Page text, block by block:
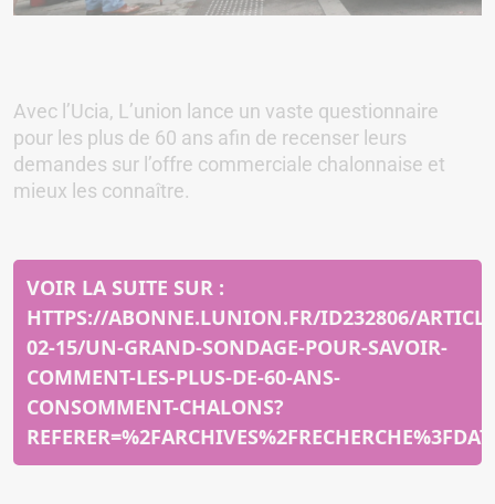
Avec l’Ucia, L’union lance un vaste questionnaire
pour les plus de 60 ans afin de recenser leurs
demandes sur l’offre commerciale chalonnaise et
mieux les connaître.
VOIR LA SUITE SUR :
HTTPS://ABONNE.LUNION.FR/ID232806/
02-15/UN-GRAND-SONDAGE-POUR-SAVOIR-
COMMENT-LES-PLUS-DE-60-ANS-
CONSOMMENT-CHALONS?